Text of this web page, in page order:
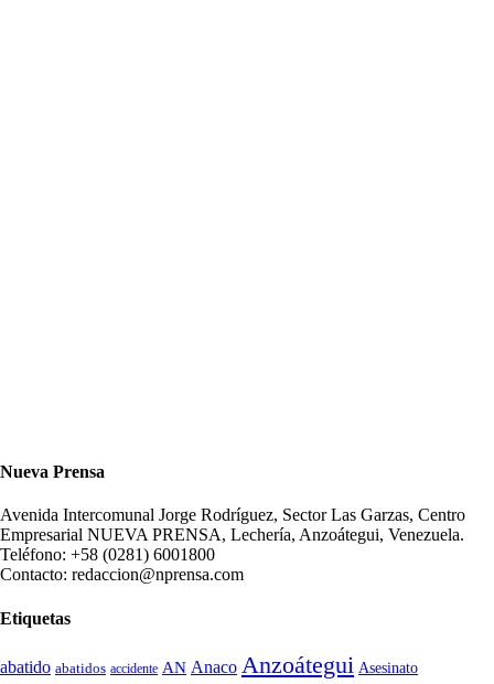
Nueva Prensa
Avenida Intercomunal Jorge Rodríguez, Sector Las Garzas, Centro
Empresarial NUEVA PRENSA, Lechería, Anzoátegui, Venezuela.
Teléfono: +58 (0281) 6001800
Contacto: redaccion@nprensa.com
Etiquetas
abatido abatidos accidente AN Anaco Anzoátegui Asesinato